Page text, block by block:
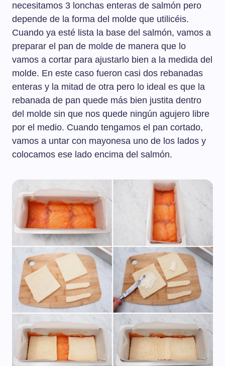
necesitamos 3 lonchas enteras de salmón pero
depende de la forma del molde que utilicéis.
Cuando ya esté lista la base del salmón, vamos a
preparar el pan de molde de manera que lo
vamos a cortar para ajustarlo bien a la medida del
molde. En este caso fueron casi dos rebanadas
enteras y la mitad de otra pero lo ideal es que la
rebanada de pan quede más bien justita dentro
del molde sin que nos quede ningún agujero libre
por el medio. Cuando tengamos el pan cortado,
vamos a untar con mayonesa uno de los lados y
colocamos ese lado encima del salmón.